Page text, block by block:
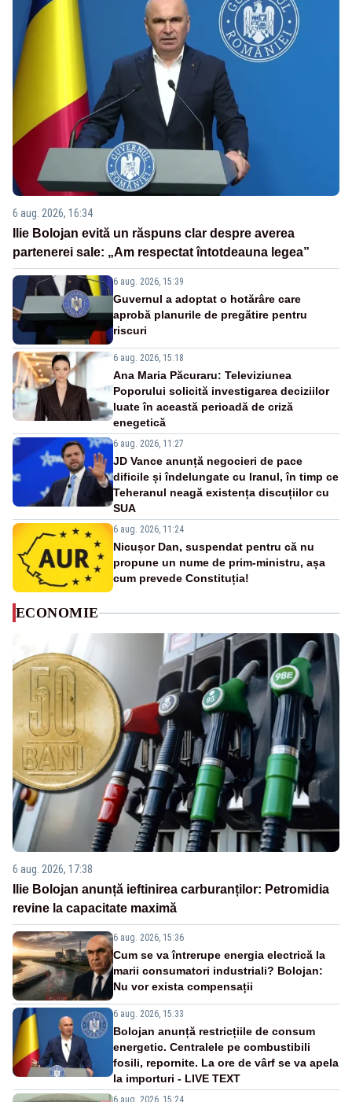
6 aug. 2026, 16:34
Ilie Bolojan evită un răspuns clar despre averea
partenerei sale: „Am respectat întotdeauna legea”
6 aug. 2026, 15:39
Guvernul a adoptat o hotărâre care
aprobă planurile de pregătire pentru
riscuri
6 aug. 2026, 15:18
Ana Maria Păcuraru: Televiziunea
Poporului solicită investigarea deciziilor
luate în această perioadă de criză
enegetică
6 aug. 2026, 11:27
JD Vance anunță negocieri de pace
dificile și îndelungate cu Iranul, în timp ce
Teheranul neagă existența discuțiilor cu
SUA
6 aug. 2026, 11:24
Nicușor Dan, suspendat pentru că nu
propune un nume de prim-ministru, așa
cum prevede Constituția!
ECONOMIE
6 aug. 2026, 17:38
Ilie Bolojan anunță ieftinirea carburanților: Petromidia
revine la capacitate maximă
6 aug. 2026, 15:36
Cum se va întrerupe energia electrică la
marii consumatori industriali? Bolojan:
Nu vor exista compensații
6 aug. 2026, 15:33
Bolojan anunță restricțiile de consum
energetic. Centralele pe combustibili
fosili, repornite. La ore de vârf se va apela
la importuri - LIVE TEXT
6 aug. 2026, 15:24